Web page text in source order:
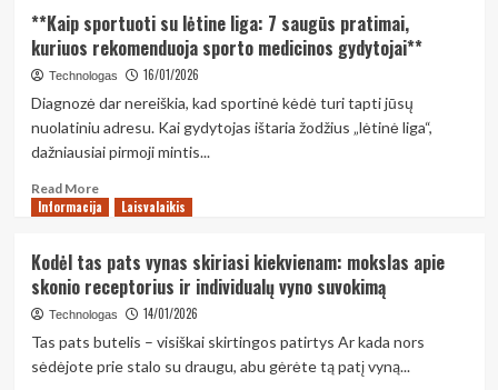
biudžetu
remontas
Kaune:
kaip
atpažinti
meistrą
ir
nuo
apgaulės
**Kaip sportuoti su lėtine liga: 7 saugūs pratimai,
kuriuos rekomenduoja sporto medicinos gydytojai**
Technologas 16/01/2026
Diagnozė dar nereiškia, kad sportinė kėdė turi tapti jūsų
nuolatiniu adresu. Kai gydytojas ištaria žodžius „lėtinė liga“,
dažniausiai pirmoji mintis...
Read MoreRead
more
sportuoti
su
lėtine
saugūs
Informacija Laisvalaikis
Kodėl tas pats vynas skiriasi kiekvienam: mokslas apie
skonio receptorius ir individualų vyno suvokimą
Technologas 14/01/2026
Tas pats butelis – visiškai skirtingos patirtys Ar kada nors
sėdėjote prie stalo su draugu, abu gėrėte tą patį vyną...